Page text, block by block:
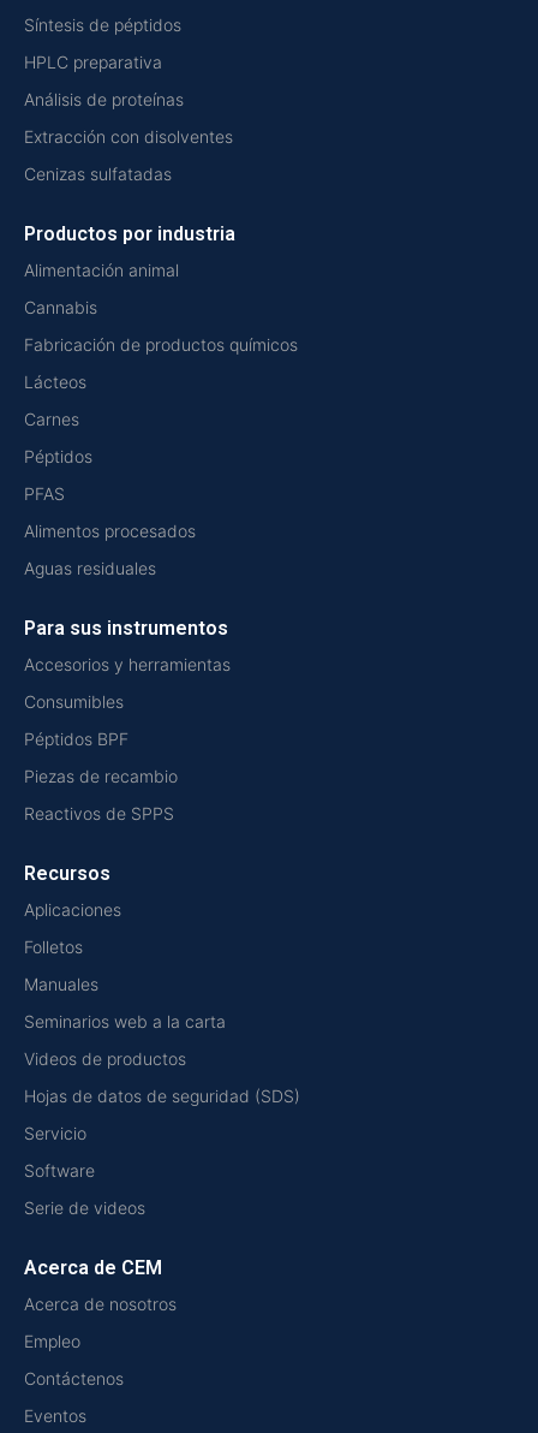
Síntesis de péptidos
HPLC preparativa
Análisis de proteínas
Extracción con disolventes
Cenizas sulfatadas
Productos por industria
Alimentación animal
Cannabis
Fabricación de productos químicos
Lácteos
Carnes
Péptidos
PFAS
Alimentos procesados
Aguas residuales
Para sus instrumentos
Accesorios y herramientas
Consumibles
Péptidos BPF
Piezas de recambio
Reactivos de SPPS
Recursos
Aplicaciones
Folletos
Manuales
Seminarios web a la carta
Videos de productos
Hojas de datos de seguridad (SDS)
Servicio
Software
Serie de videos
Acerca de CEM
Acerca de nosotros
Empleo
Contáctenos
Eventos